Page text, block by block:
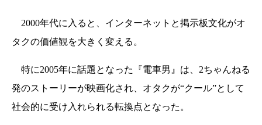
2000年代に入ると、インターネットと掲示板文化がオ
タクの価値観を大きく変える。
特に2005年に話題となった『電車男』は、2ちゃんねる
発のストーリーが映画化され、オタクが“クール”として
社会的に受け入れられる転換点となった。